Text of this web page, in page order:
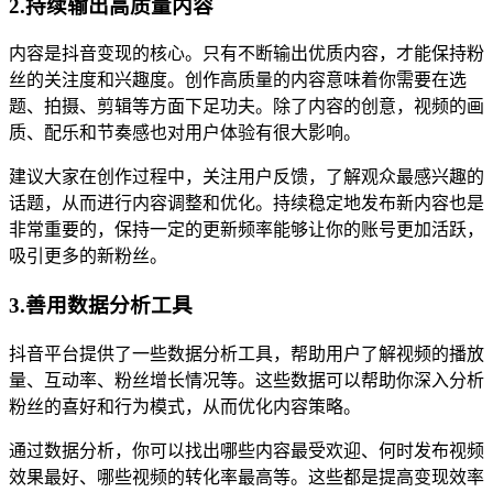
2.持续输出高质量内容
内容是抖音变现的核心。只有不断输出优质内容，才能保持粉
丝的关注度和兴趣度。创作高质量的内容意味着你需要在选
题、拍摄、剪辑等方面下足功夫。除了内容的创意，视频的画
质、配乐和节奏感也对用户体验有很大影响。
建议大家在创作过程中，关注用户反馈，了解观众最感兴趣的
话题，从而进行内容调整和优化。持续稳定地发布新内容也是
非常重要的，保持一定的更新频率能够让你的账号更加活跃，
吸引更多的新粉丝。
3.善用数据分析工具
抖音平台提供了一些数据分析工具，帮助用户了解视频的播放
量、互动率、粉丝增长情况等。这些数据可以帮助你深入分析
粉丝的喜好和行为模式，从而优化内容策略。
通过数据分析，你可以找出哪些内容最受欢迎、何时发布视频
效果最好、哪些视频的转化率最高等。这些都是提高变现效率